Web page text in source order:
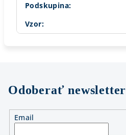
Podskupina:
Vzor:
Odoberať newsletter
Email